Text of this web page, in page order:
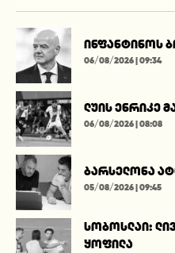
ინფანტინოს
06/08/2026 | 09:34
ლუის ენრიკე
06/08/2026 | 08:08
ბარსელონა
05/08/2026 | 09:45
სობოსლაი:
ყოფილა